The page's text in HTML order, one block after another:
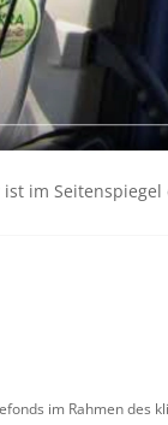
im Seitenspiegel
im Rahmen